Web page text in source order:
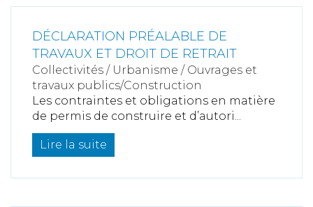
DÉCLARATION PRÉALABLE DE
TRAVAUX ET DROIT DE RETRAIT
Collectivités / Urbanisme / Ouvrages et
travaux publics/Construction
Les contraintes et obligations en matière
de permis de construire et d’autori...
Lire la suite